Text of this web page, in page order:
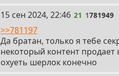
21
15 сен 2024, 22:46 21 1781949
>>781197
Да братан, только я тебе
некоторый контент продает
охуеть шерлок конечно